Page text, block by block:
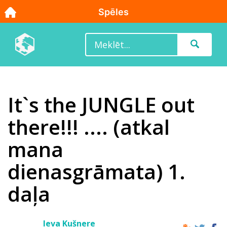
It`s the JUNGLE out
there!!! .... (atkal
mana
dienasgrāmata) 1.
daļa
Ieva Kušnere